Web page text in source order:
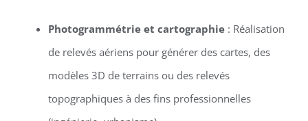
Photogrammétrie et cartographie: Réalisation
de relevés aériens pour générer des cartes, des
modèles 3D de terrains ou des relevés
topographiques à des fins professionnelles